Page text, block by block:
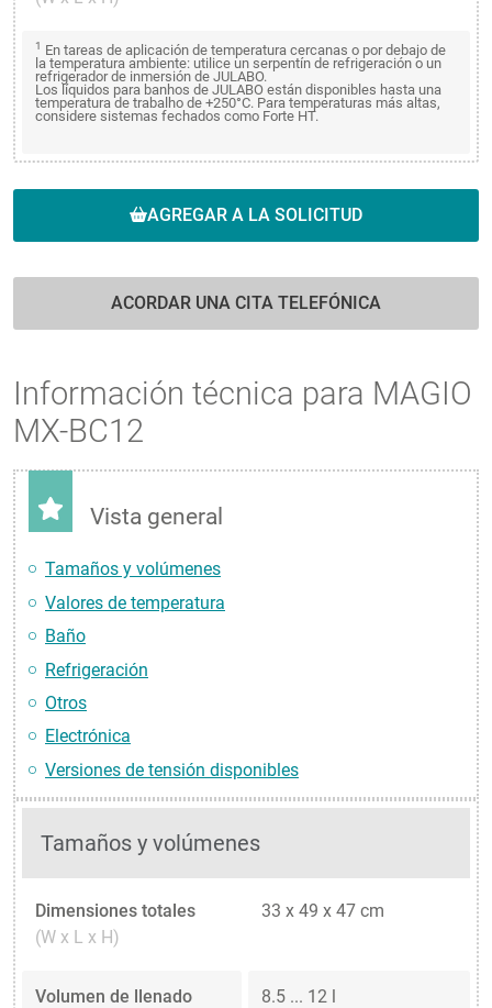
1 En tareas de aplicación de temperatura cercanas o por debajo de
la temperatura ambiente: utilice un serpentín de refrigeración o un
refrigerador de inmersión de JULABO.
Los líquidos para banhos de JULABO están disponibles hasta una
temperatura de trabalho de +250°C. Para temperaturas más altas,
considere sistemas fechados como Forte HT.
AGREGAR A LA SOLICITUD
ACORDAR UNA CITA TELEFÓNICA
Información técnica para MAGIO
MX-BC12
Vista general
Tamaños y volúmenes
Valores de temperatura
Baño
Refrigeración
Otros
Electrónica
Versiones de tensión disponibles
Tamaños y volúmenes
Dimensiones totales
(W x L x H)
33 x 49 x 47 cm
Volumen de llenado 8.5 ... 12 l